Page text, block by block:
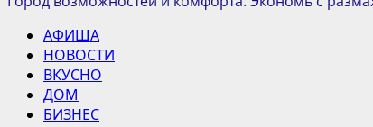
Основное
меню
АФИША
НОВОСТИ
ВКУСНО
ДОМ
БИЗНЕС